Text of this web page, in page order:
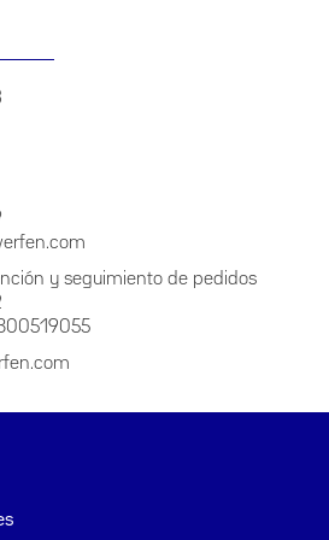
de Tratamiento de la
posee, se regirá por los
o calidad. La información contenida
debe ser veraz, completa, exacta,
y comprensible. Se prohíbe el
de datos parciales, incompletos,
El tratamiento debe obedecer a una
con la constitución y la ley, la
El Tratamiento a que se refiere la
sujetarse a lo establecido en ella y en
no podrá ser suministrada a
veraz, completa, exacta, actualizada,
y seguimiento de pedidos